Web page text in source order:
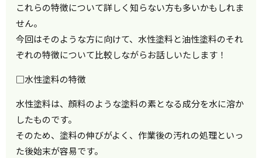
これらの特徴について詳しく知らない方も多いかもしれま
せん。
今回はそのような方に向けて、水性塗料と油性塗料のそれ
ぞれの特徴について比較しながらお話しいたします！
□水性塗料の特徴
水性塗料は、顔料のような塗料の素となる成分を水に溶か
したものです。
そのため、塗料の伸びがよく、作業後の汚れの処理といっ
た後始末が容易です。